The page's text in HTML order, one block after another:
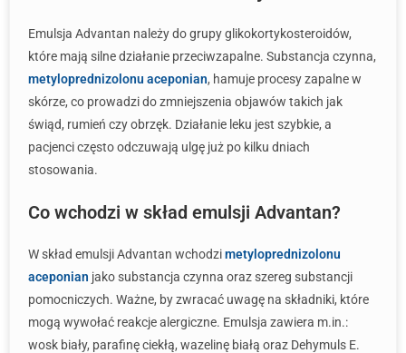
Emulsja Advantan należy do grupy glikokortykosteroidów,
które mają silne działanie przeciwzapalne. Substancja czynna,
metyloprednizolonu aceponian, hamuje procesy zapalne w
skórze, co prowadzi do zmniejszenia objawów takich jak
świąd, rumień czy obrzęk. Działanie leku jest szybkie, a
pacjenci często odczuwają ulgę już po kilku dniach
stosowania.
Co wchodzi w skład emulsji Advantan?
W skład emulsji Advantan wchodzimetyloprednizolonu
aceponian jako substancja czynna oraz szereg substancji
pomocniczych. Ważne, by zwracać uwagę na składniki, które
mogą wywołać reakcje alergiczne. Emulsja zawiera m.in.:
wosk biały, parafinę ciekłą, wazelinę białą oraz Dehymuls E.